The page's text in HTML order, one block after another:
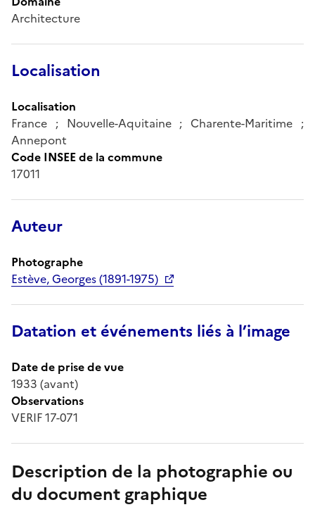
Architecture
Localisation
Localisation
France ; Nouvelle-Aquitaine ; Charente-Maritime ;
Annepont
Code INSEE de la commune
17011
Auteur
Photographe
Estève, Georges (1891-1975)
Datation et événements liés à l’image
Date de prise de vue
1933 (avant)
Observations
VERIF 17-071
Description de la photographie ou
du document graphique